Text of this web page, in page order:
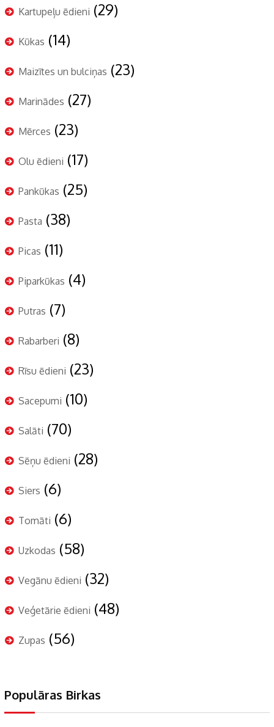
Kartupeļu ēdieni (29)
Kūkas (14)
Maizītes un bulciņas (23)
Marinādes (27)
Mērces (23)
Olu ēdieni (17)
Pankūkas (25)
Pasta (38)
Picas (11)
Piparkūkas (4)
Putras (7)
Rabarberi (8)
Rīsu ēdieni (23)
Sacepumi (10)
Salāti (70)
Sēņu ēdieni (28)
Siers (6)
Tomāti (6)
Uzkodas (58)
Vegānu ēdieni (32)
Veģetārie ēdieni (48)
Zupas (56)
Populāras Birkas